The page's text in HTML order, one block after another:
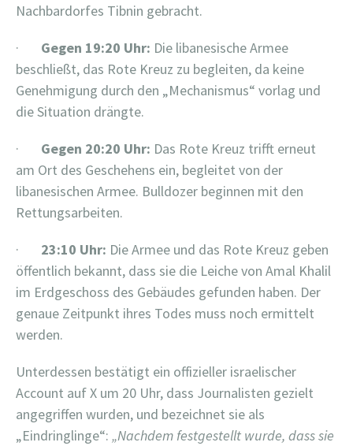
Nachbardorfes Tibnin gebracht.
· Gegen 19:20 Uhr: Die libanesische Armee
beschließt, das Rote Kreuz zu begleiten, da keine
Genehmigung durch den „Mechanismus“ vorlag und
die Situation drängte.
· Gegen 20:20 Uhr: Das Rote Kreuz trifft erneut
am Ort des Geschehens ein, begleitet von der
libanesischen Armee. Bulldozer beginnen mit den
Rettungsarbeiten.
· 23:10 Uhr: Die Armee und das Rote Kreuz geben
öffentlich bekannt, dass sie die Leiche von Amal Khalil
im Erdgeschoss des Gebäudes gefunden haben. Der
genaue Zeitpunkt ihres Todes muss noch ermittelt
werden.
Unterdessen bestätigt ein offizieller israelischer
Account auf X um 20 Uhr, dass Journalisten gezielt
angegriffen wurden, und bezeichnet sie als
„Eindringlinge“: „Nachdem festgestellt wurde, dass sie